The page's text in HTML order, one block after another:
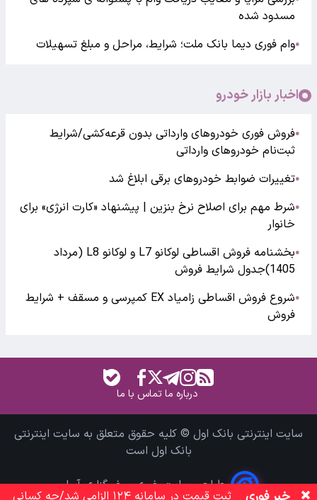
ثبت قیمت در سامانه ۱۲۴ الزامی شد/چه کسانی
مسدود شده
●وام فوری دیما بانک ملت؛ شرایط، مراحل و مبلغ تسهیلات
اخبار بازار خودرو
●فروش فوری خودروهای وارداتی بدون قرعه‌کشی/شرایط
ثبت‌نام خودروهای وارداتی
●تغییرات ضوابط خودروهای برقی ابلاغ شد
●شرط مهم برای اصلاح نرخ بنزین | پیشنهاد «کارت انرژی» برای
خانوار
●
بخشنامه فروش اقساطی لوکانو L7 و لوکانو L8 (مرداد
1405)جدول شرایط فروش
●
شروع فروش اقساطی زامیاد EX کمپرسی و مسقف + شرایط
فروش
درباره ماتماس با ما
سایت اینترنتی بانک اول © کلیه حقوق متعلق به سایت اینترنتی
بانک اول است
طراحی سایت خبری و خبرگزاری آسام